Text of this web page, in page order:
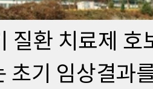
환 치료제 호
초기 임상결과